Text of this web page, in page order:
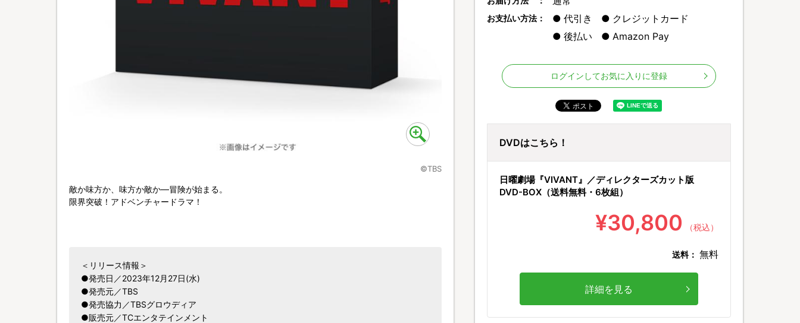
©TBS
敵か味方か、味方か敵か―冒険が始まる。
限界突破！アドベンチャードラマ！
＜リリース情報＞
●発売日／2023年12月27日(水)
●発売元／TBS
●発売協力／TBSグロウディア
●販売元／TCエンタテインメント
お支払い方法： 代引き
クレジットカード
後払い
Amazon Pay
ログインしてお気に入りに登録
DVDはこちら！
日曜劇場『VIVANT』／ディレクターズカット版
DVD-BOX（送料無料・6枚組）
¥30,800 （税込）
送料： 無料
詳細を見る